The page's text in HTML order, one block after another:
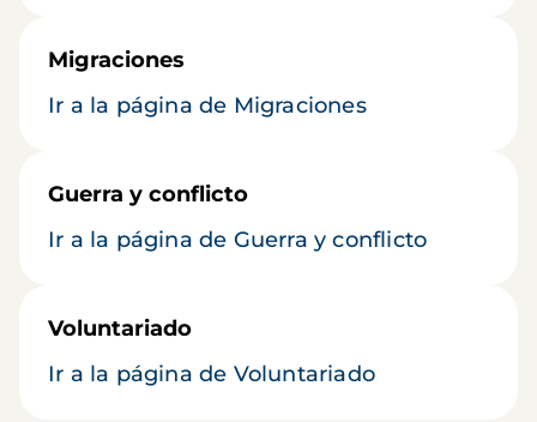
Migraciones
Ir a la página de Migraciones
Guerra y conflicto
Ir a la página de Guerra y conflicto
Voluntariado
Ir a la página de Voluntariado